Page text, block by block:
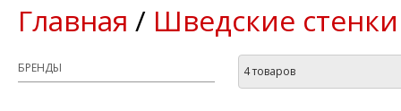
Главная / Шведские стенки
БРЕНДЫ 4 товаров